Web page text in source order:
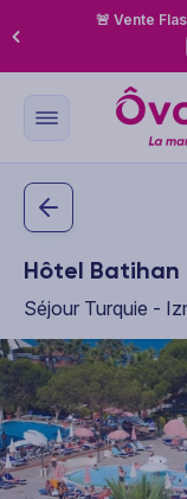
🚨 Vente
Hôtel Batihan
Séjour Turquie -
This carousel shows